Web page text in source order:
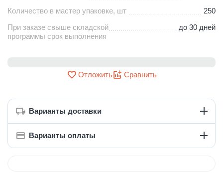
Количество в мастер упаковке, шт
250
При заказе свыше складской
программы срок выполнения
до 30 дней
Отложить Сравнить
Варианты доставки
Варианты оплаты